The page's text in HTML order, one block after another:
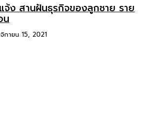
จ้ง สานฝันธุรกิจของลูกชาย ราย
น
กายน 15, 2021